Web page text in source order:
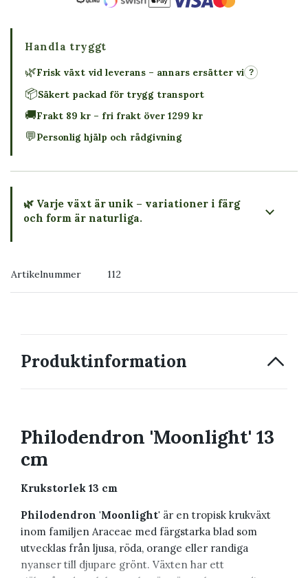
Handla tryggt
🌿Frisk växt vid leverans – annars ersätter vi ?
📦Säkert packad för trygg transport
🚚Frakt 89 kr – fri frakt över 1299 kr
💬Personlig hjälp och rådgivning
🌿 Varje växt är unik – variationer i färg
och form är naturliga.
Artikelnummer 112
Produktinformation
Philodendron 'Moonlight' 13
cm
Krukstorlek 13 cm
Philodendron 'Moonlight' är en tropisk krukväxt
inom familjen Araceae med färgstarka blad som
utvecklas från ljusa, röda, orange eller randiga
nyanser till djupare grönt. Växten har ett